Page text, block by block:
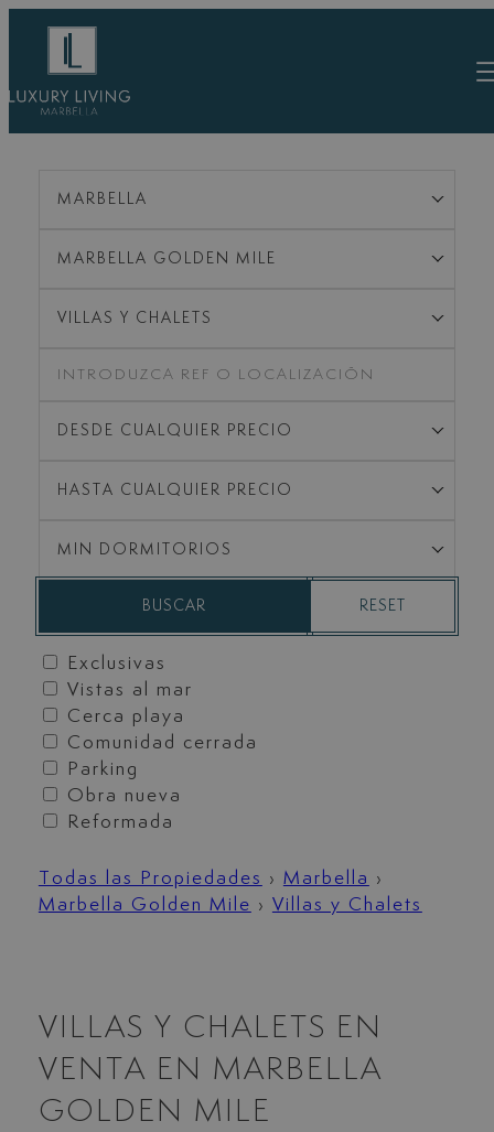
contenido
MARBELLA
MARBELLA GOLDEN MILE
VILLAS Y CHALETS
DESDE CUALQUIER PRECIO
HASTA CUALQUIER PRECIO
MIN DORMITORIOS
BUSCAR RESET
Exclusivas
Vistas al mar
Cerca playa
Comunidad cerrada
Parking
Obra nueva
Reformada
Todas las Propiedades › Marbella ›
Marbella Golden Mile › Villas y Chalets
VILLAS Y CHALETS EN
VENTA EN MARBELLA
GOLDEN MILE